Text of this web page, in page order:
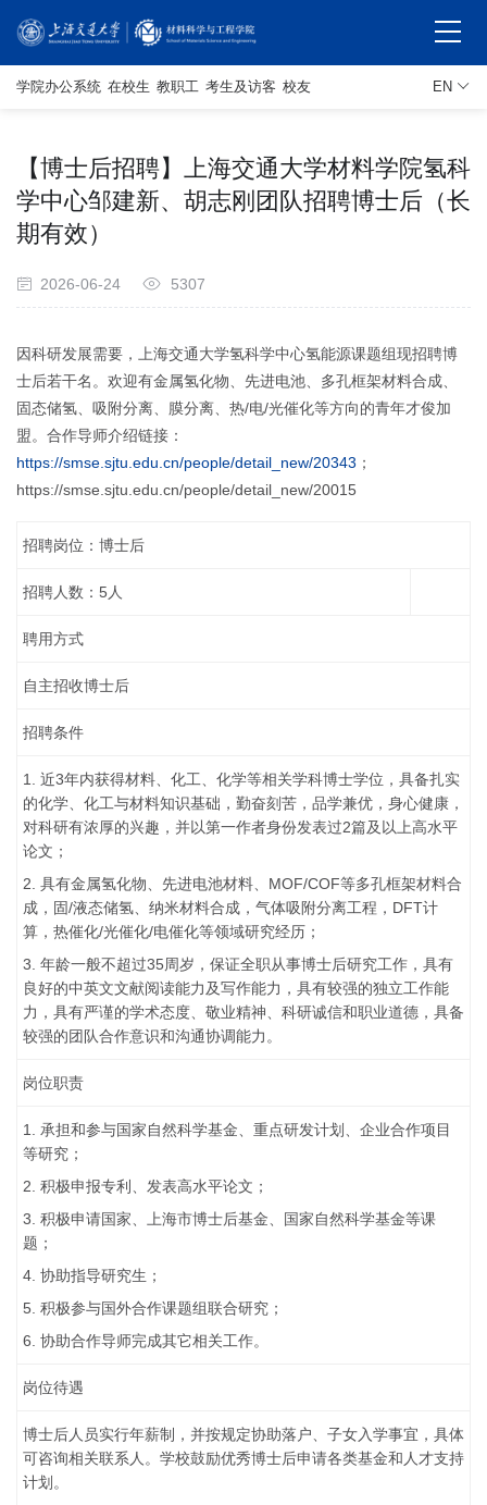
学院办公系统 在校生 教职工 考生及访客 校友 EN
【博士后招聘】上海交通大学材料学院氢科
学中心邹建新、胡志刚团队招聘博士后（长
期有效）
2026-06-24 5307
因科研发展需要，上海交通大学氢科学中心氢能源课题组现招聘博
士后若干名。欢迎有金属氢化物、 先进电池、多孔框架材料合成、
固态储氢、吸附分离、膜分离、热/电/光催化等方向的青年才俊加
盟。合作导师介绍链接：
https://smse.sjtu.edu.cn/people/detail_new/20343 ；
https://smse.sjtu.edu.cn/people/detail_new/20015
招聘岗位：博士后
招聘人数：5人
聘用方式
自主招收博士后
招聘条件
1. 近3年内获得材料、化工、化学等相关学科博士学位，具备扎实
的化学、化工与材料知识基础，勤奋刻苦，品学兼优，身心健康，
对科研有浓厚的兴趣，并以第一作者身份发表过2篇及以上高水平
论文；
2. 具有金属氢化物、先进电池材料、MOF/COF等多孔框架材料合
成，固/液态储氢、纳米材料合成，气体吸附分离工程，DFT计
算，热催化/光催化/电催化等领域研究经历；
3. 年龄一般不超过35周岁，保证全职从事博士后研究工作，具有
良好的中英文文献阅读能力及写作能力，具有较强的独立工作能
力，具有严谨的学术态度、敬业精神、科研诚信和职业道德，具备
较强的团队合作意识和沟通协调能力。
岗位职责
1. 承担和参与国家自然科学基金、重点研发计划、企业合作项目
等研究；
2. 积极申报专利、发表高水平论文；
3. 积极申请国家、上海市博士后基金、国家自然科学基金等课
题；
4. 协助指导研究生；
5. 积极参与国外合作课题组联合研究；
6. 协助合作导师完成其它相关工作。
岗位待遇
博士后人员实行年薪制，并按规定协助落户、子女入学事宜，具体
可咨询相关联系人。学校鼓励优秀博士后申请各类基金和人才支持
计划。